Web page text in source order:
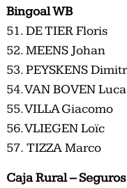
Bingoal WB
51. DE TIERFloris
52.MEENSJohan
53.PEYSKENS
54. VAN BOVEN Luca
55.VILLAGiacomo
56. VLIEGEN Loïc
57. TIZZA Marco
Caja Rural –